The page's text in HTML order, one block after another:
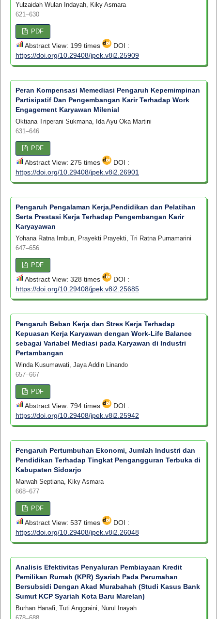
Yulzaidah Wulan Indayah, Kiky Asmara
621–630
PDF
Abstract View: 199 times
DOI :
https://doi.org/10.29408/jpek.v8i2.25909
Peran Kompensasi Memediasi Pengaruh Kepemimpinan
Partisipatif Dan Pengembangan Karir Terhadap Work
Engagement Karyawan Milenial
Oktiana Triperani Sukmana, Ida Ayu Oka Martini
631–646
PDF
Abstract View: 275 times
DOI :
https://doi.org/10.29408/jpek.v8i2.26901
Pengaruh Pengalaman Kerja,Pendidikan dan Pelatihan
Serta Prestasi Kerja Terhadap Pengembangan Karir
Karyayawan
Yohana Ratna Imbun, Prayekti Prayekti, Tri Ratna Purnamarini
647–656
PDF
Abstract View: 328 times
DOI :
https://doi.org/10.29408/jpek.v8i2.25685
Pengaruh Beban Kerja dan Stres Kerja Terhadap
Kepuasan Kerja Karyawan dengan Work-Life Balance
sebagai Variabel Mediasi pada Karyawan di Industri
Pertambangan
Winda Kusumawati, Jaya Addin Linando
657–667
PDF
Abstract View: 794 times
DOI :
https://doi.org/10.29408/jpek.v8i2.25942
Pengaruh Pertumbuhan Ekonomi, Jumlah Industri dan
Pendidikan Terhadap Tingkat Pengangguran Terbuka di
Kabupaten Sidoarjo
Marwah Septiana, Kiky Asmara
668–677
PDF
Abstract View: 537 times
DOI :
https://doi.org/10.29408/jpek.v8i2.26048
Analisis Efektivitas Penyaluran Pembiayaan Kredit
Pemilikan Rumah (KPR) Syariah Pada Perumahan
Bersubsidi Dengan Akad Murabahah (Studi Kasus Bank
Sumut KCP Syariah Kota Baru Marelan)
Burhan Hanafi, Tuti Anggraini, Nurul Inayah